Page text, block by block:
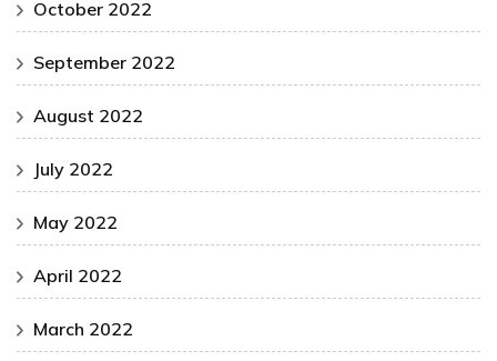
October 2022
September 2022
August 2022
July 2022
May 2022
April 2022
March 2022